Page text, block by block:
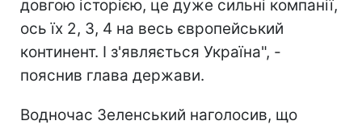
довгою історією, це дуже сильні компанії,
ось їх 2, 3, 4 на весь європейський
континент. І з'являється Україна", -
пояснив глава держави.
Водночас Зеленський наголосив, що